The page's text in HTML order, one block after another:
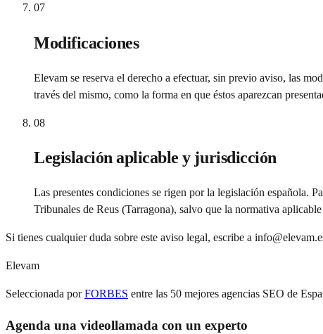
07
Modificaciones
Elevam se reserva el derecho a efectuar, sin previo aviso, las
través del mismo, como la forma en que éstos aparezcan
08
Legislación aplicable y jurisdicción
Las presentes condiciones se rigen por la legislación española.
Tribunales de Reus (Tarragona), salvo que la normativa
Si tienes cualquier duda sobre este aviso legal, escribe a
Elevam
Seleccionada por FORBES entre las 50 mejores agencias SEO de
Agenda una videollamada con un experto